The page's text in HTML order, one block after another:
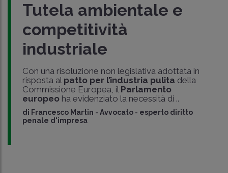
Tutela ambientale e
competitività
industriale
Con una risoluzione non legislativa adottata in
risposta al patto per l’industria pulita della
Commissione Europea, il Parlamento
europeoha evidenziato la necessità di ..
di Francesco Martin - Avvocato - esperto diritto
penale d'impresa